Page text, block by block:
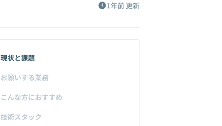
1年前 更新
現状と課題
お願いする業務
こんな方におすすめ
技術スタック